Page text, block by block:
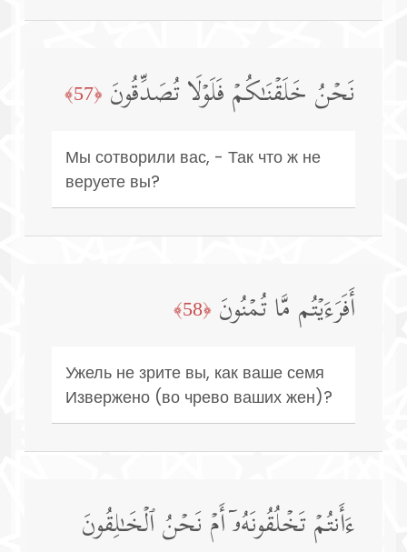
نَحۡنُ خَلَقۡنَـٰكُمۡ فَلَوۡلَا تُصَدِّقُونَ ﴿57﴾
Мы сотворили вас, - Так что ж не
веруете вы?
أَفَرَءَیۡتُم مَّا تُمۡنُونَ ﴿58﴾
Ужель не зрите вы, как ваше семя
Извержено (во чрево ваших жен)?
ءَأَنتُمۡ تَخۡلُقُونَهُۥۤ أَمۡ نَحۡنُ ٱلۡخَـٰلِقُونَ